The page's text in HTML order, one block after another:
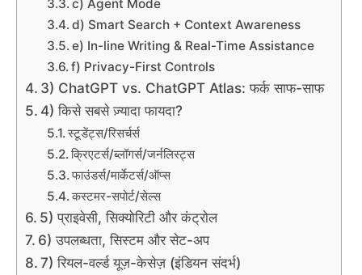
c) Agent Mode
d) Smart Search + Context Awareness
e) In-line Writing & Real-Time Assistance
f) Privacy-First Controls
3) ChatGPT vs. ChatGPT Atlas: फर्क साफ-साफ
4) किसे सबसे ज़्यादा फायदा?
स्टूडेंट्स/रिसर्चर्स
क्रिएटर्स/ब्लॉगर्स/जर्नलिस्ट्स
फाउंडर्स/मार्केटर्स/ऑप्स
कस्टमर-सपोर्ट/सेल्स
5) प्राइवेसी, सिक्योरिटी और कंट्रोल
6) उपलब्धता, सिस्टम और सेट-अप
7) रियल-वर्ल्ड यूज़-केसेज़ (इंडियन संदर्भ)